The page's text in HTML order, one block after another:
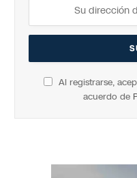
Al registrarse,
acuerdo de